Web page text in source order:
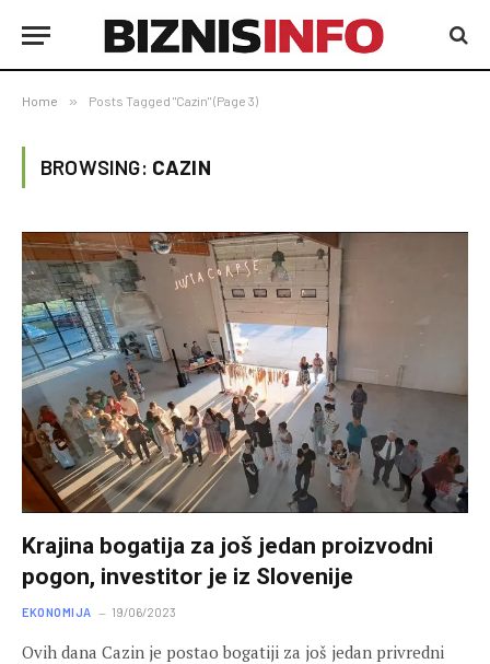
Home » Posts Tagged "Cazin" (Page 3)
BROWSING: CAZIN
Krajina bogatija za još jedan proizvodni
pogon, investitor je iz Slovenije
EKONOMIJA 19/06/2023
Ovih dana Cazin je postao bogatiji za još jedan privredni